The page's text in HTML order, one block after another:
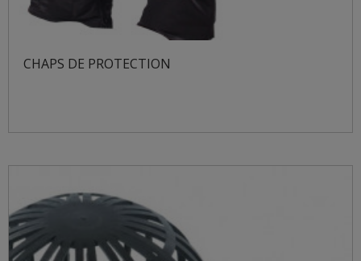
CHAPS DE PROTECTION